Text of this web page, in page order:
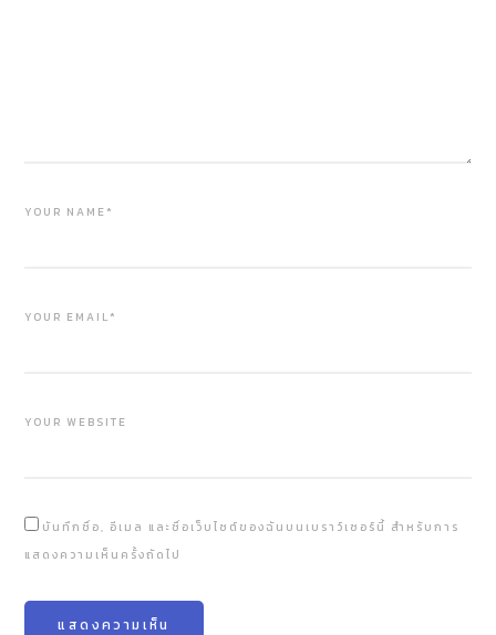
YOUR NAME*
YOUR EMAIL*
YOUR WEBSITE
บันทึกชื่อ, อีเมล และชื่อเว็บไซต์ของฉันบนเบราว์เซอร์นี้ สำหรับการ
แสดงความเห็นครั้งถัดไป